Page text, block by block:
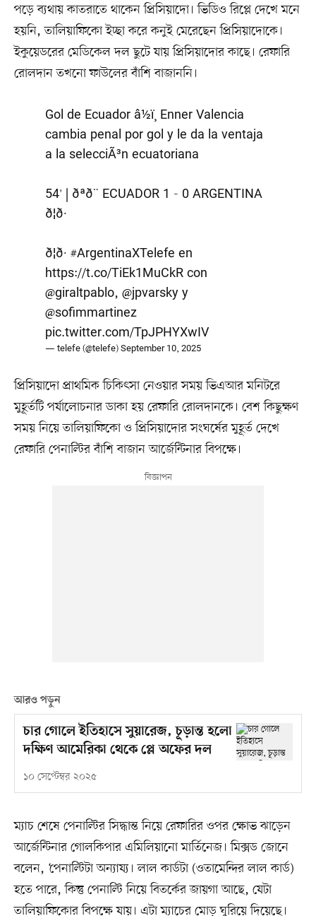
পড়ে ব্যথায় কাতরাতে থাকেন প্রিসিয়াদো। ভিডিও রিপ্লে দেখে মনে
হয়নি, তালিয়াফিকো ইচ্ছা করে কনুই মেরেছেন প্রিসিয়াদোকে।
ইকুয়েডরের মেডিকেল দল ছুটে যায় প্রিসিয়াদোর কাছে। রেফারি
রোলদান তখনো ফাউলের বাঁশি বাজাননি।
Gol de Ecuador â½ï¸ Enner Valencia
cambia penal por gol y le da la ventaja
a la selecciÃ³n ecuatoriana
54' | ðªð¨ ECUADOR 1 - 0 ARGENTINA
ð¦ð·
ð¦ð· #ArgentinaXTelefe en
https://t.co/TiEk1MuCkR con
@giraltpablo, @jpvarsky y
@sofimmartinez
pic.twitter.com/TpJPHYXwIV
— telefe (@telefe)September 10, 2025
প্রিসিয়াদো প্রাথমিক চিকিৎসা নেওয়ার সময় ভিএআর মনিটরে
মুহূর্তটি পর্যালোচনার ডাকা হয় রেফারি রোলদানকে। বেশ কিছুক্ষণ
সময় নিয়ে তালিয়াফিকো ও প্রিসিয়াদোর সংঘর্ষের মুহূর্ত দেখে
রেফারি পেনাল্টির বাঁশি বাজান আর্জেন্টিনার বিপক্ষে।
আরও পড়ুন
চার গোলে ইতিহাসে সুয়ারেজ, চূড়ান্ত হলো
দক্ষিণ আমেরিকা থেকে প্লে অফের দল
১০ সেপ্টেম্বর ২০২৫
ম্যাচ শেষে পেনাল্টির সিদ্ধান্ত নিয়ে রেফারির ওপর ক্ষোভ ঝাড়েন
আর্জেন্টিনার গোলকিপার এমিলিয়ানো মার্তিনেজ। মিক্সড জোনে
বলেন, ‘পেনাল্টিটা অন্যায্য। লাল কার্ডটা (ওতামেন্দির লাল কার্ড)
হতে পারে, কিন্তু পেনাল্টি নিয়ে বিতর্কের জায়গা আছে, যেটা
তালিয়াফিকোর বিপক্ষে যায়। এটা ম্যাচের মোড় ঘুরিয়ে দিয়েছে।